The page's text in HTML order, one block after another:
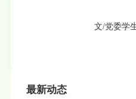
文/党委学
最新动态